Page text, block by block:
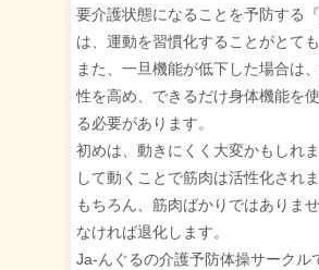
要介護状態になることを予防する
は、運動を習慣化することがとても
また、一旦機能が低下した場合は
性を高め、できるだけ身体機能を
る必要があります。
初めは、動きにくく大変かもしれ
して動くことで筋肉は活性化されま
もちろん、筋肉ばかりではありま
なければ退化します。
Ja‐んぐるの介護予防体操サークル